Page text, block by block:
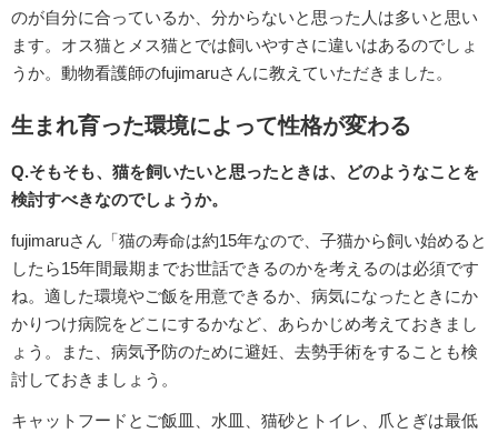
のが自分に合っているか、分からないと思った人は多いと思い
ます。オス猫とメス猫とでは飼いやすさに違いはあるのでしょ
うか。動物看護師のfujimaruさんに教えていただきました。
生まれ育った環境によって性格が変わる
Q.そもそも、猫を飼いたいと思ったときは、どのようなことを
検討すべきなのでしょうか。
fujimaruさん「猫の寿命は約15年なので、子猫から飼い始めると
したら15年間最期までお世話できるのかを考えるのは必須です
ね。適した環境やご飯を用意できるか、病気になったときにか
かりつけ病院をどこにするかなど、あらかじめ考えておきまし
ょう。また、病気予防のために避妊、去勢手術をすることも検
討しておきましょう。
キャットフードとご飯皿、水皿、猫砂とトイレ、爪とぎは最低